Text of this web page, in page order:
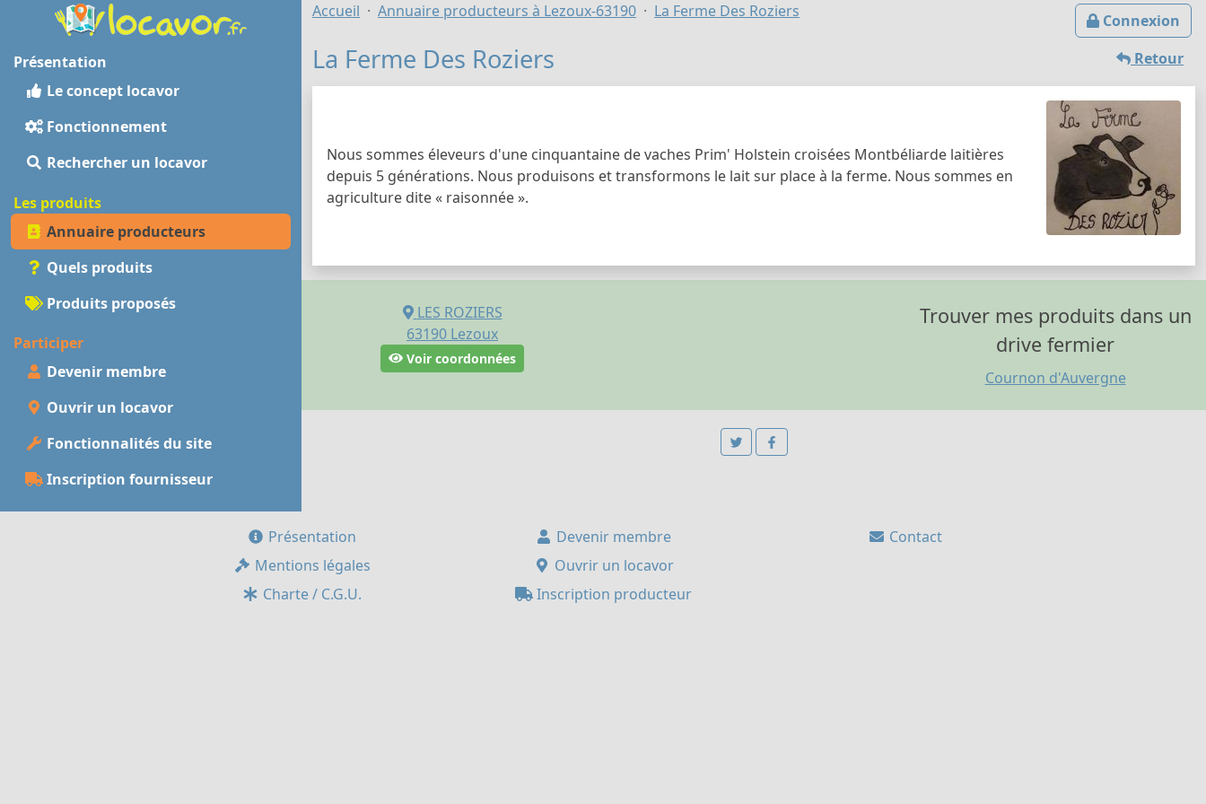
Présentation
Le concept locavor
Fonctionnement
Rechercher un locavor
Les produits
Annuaire producteurs
Quels produits
Produits proposés
Participer
Devenir membre
Ouvrir un locavor
Fonctionnalités du site
Inscription fournisseur
Connexion
Accueil Annuaire producteurs à Lezoux-63190 La Ferme Des Roziers
Retour
La Ferme Des Roziers
Nous sommes éleveurs d'une cinquantaine de vaches Prim' Holstein croisées Montbéliarde laitières
depuis 5 générations. Nous produisons et transformons le lait sur place à la ferme. Nous sommes en
agriculture dite « raisonnée ».
LES ROZIERS
63190 Lezoux
Voir coordonnées
Trouver mes produits dans un
drive fermier
Cournon d'Auvergne
Présentation
Mentions légales
Charte / C.G.U.
Devenir membre
Ouvrir un locavor
Inscription producteur
Contact